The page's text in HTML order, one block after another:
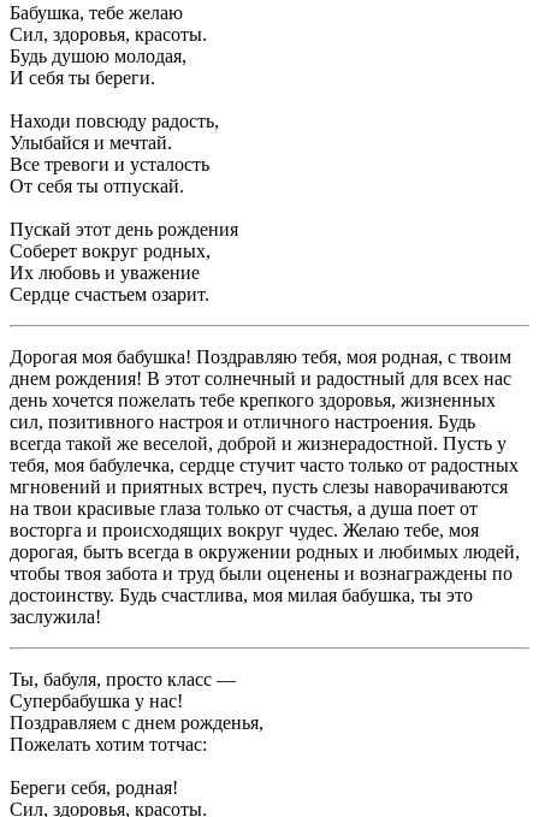
Бабушка, тебе желаю
Сил, здоровья, красоты.
Будь душою молодая,
И себя ты береги.
Находи повсюду радость,
Улыбайся и мечтай.
Все тревоги и усталость
От себя ты отпускай.
Пускай этот день рождения
Соберет вокруг родных,
Их любовь и уважение
Сердце счастьем озарит.
Дорогая моя бабушка! Поздравляю тебя, моя родная, с твоим
днем рождения! В этот солнечный и радостный для всех нас
день хочется пожелать тебе крепкого здоровья, жизненных
сил, позитивного настроя и отличного настроения. Будь
всегда такой же веселой, доброй и жизнерадостной. Пусть у
тебя, моя бабулечка, сердце стучит часто только от радостных
мгновений и приятных встреч, пусть слезы наворачиваются
на твои красивые глаза только от счастья, а душа поет от
восторга и происходящих вокруг чудес. Желаю тебе, моя
дорогая, быть всегда в окружении родных и любимых людей,
чтобы твоя забота и труд были оценены и вознаграждены по
достоинству. Будь счастлива, моя милая бабушка, ты это
заслужила!
Ты, бабуля, просто класс —
Супербабушка у нас!
Поздравляем с днем рожденья,
Пожелать хотим тотчас:
Береги себя, родная!
Сил, здоровья, красоты.